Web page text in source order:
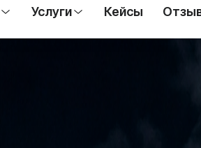
Услуги Кейсы